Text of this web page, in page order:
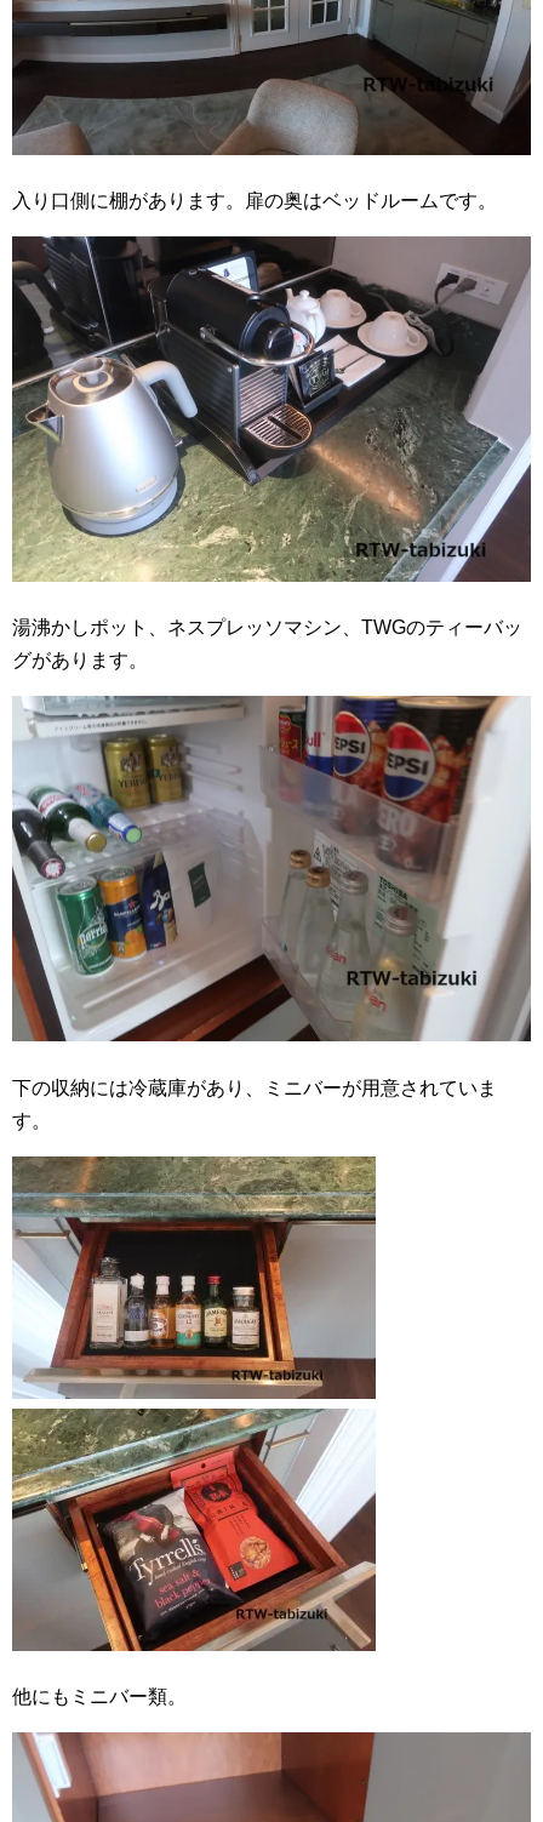
入り口側に棚があります。扉の奥はベッドルームです。
湯沸かしポット、ネスプレッソマシン、TWGのティーバッ
グがあります。
下の収納には冷蔵庫があり、ミニバーが用意されていま
す。
他にもミニバー類。